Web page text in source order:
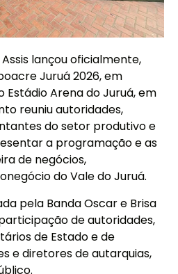
lançou oficialmente,
Juruá 2026, em
Estádio Arena do Juruá, em
reuniu autoridades,
do setor produtivo e
a programação e as
de negócios,
do Vale do Juruá.
pela Banda Oscar e Brisa
de autoridades,
de Estado e de
e diretores de autarquias,